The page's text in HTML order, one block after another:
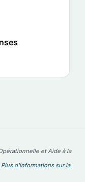
et Aide à la
Plus d'informations sur la